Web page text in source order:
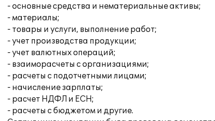
- основные средства и нематериальные активы;
- материалы;
- товары и услуги, выполнение работ;
- учет производства продукции;
- учет валютных операций;
- взаиморасчеты с организациями;
- расчеты с подотчетными лицами;
- начисление зарплаты;
- расчет НДФЛ и ЕСН;
- расчеты с бюджетом и другие.